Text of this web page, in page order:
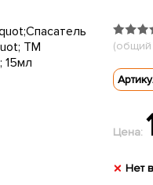
(общий
Цена:
Нет